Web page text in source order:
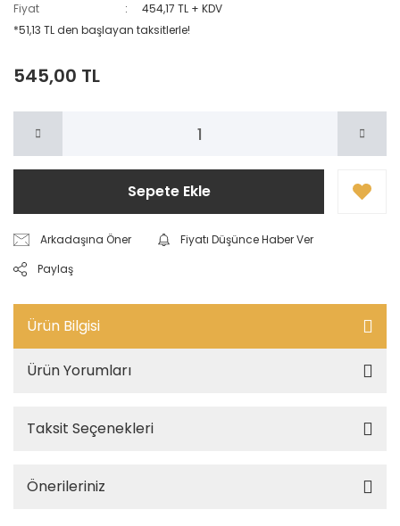
Fiyat
454,17 TL + KDV
*51,13 TL den başlayan taksitlerle!
545,00 TL
Sepete Ekle
Arkadaşına Öner
Fiyatı Düşünce Haber Ver
Paylaş
Ürün Bilgisi
Ürün Yorumları
Taksit Seçenekleri
Önerileriniz